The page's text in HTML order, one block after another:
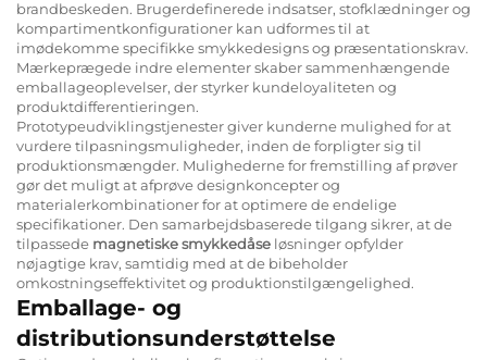
brandbeskeden. Brugerdefinerede indsatser, stofklædninger og
kompartimentkonfigurationer kan udformes til at
imødekomme specifikke smykkedesigns og præsentationskrav.
Mærkeprægede indre elementer skaber sammenhængende
emballageoplevelser, der styrker kundeloyaliteten og
produktdifferentieringen.
Prototypeudviklingstjenester giver kunderne mulighed for at
vurdere tilpasningsmuligheder, inden de forpligter sig til
produktionsmængder. Mulighederne for fremstilling af prøver
gør det muligt at afprøve designkoncepter og
materialerkombinationer for at optimere de endelige
specifikationer. Den samarbejdsbaserede tilgang sikrer, at de
tilpassede magnetiske smykkedåse løsninger opfylder
nøjagtige krav, samtidig med at de bibeholder
omkostningseffektivitet og produktionstilgængelighed.
Emballage- og
distributionsunderstøttelse